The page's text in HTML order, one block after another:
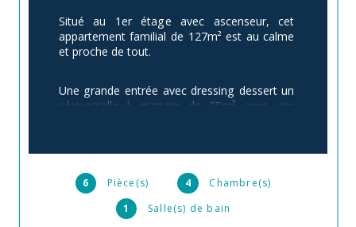
6 Pièce(s) 4
Chambre(s)
1
Salle(s) de bain
Situé au 1er étage avec ascenseur, cet
appartement familial de 127m² est au calme
et proche de tout.
Une grande entrée avec dressing dessert un
séjour/salle à manger de 35m² avec une
La cuisine indépendante avec espace repas
et de nombreux rangements restera
entièrement équipée. Vous apprécierez
également l'espace buanderie et le dressing